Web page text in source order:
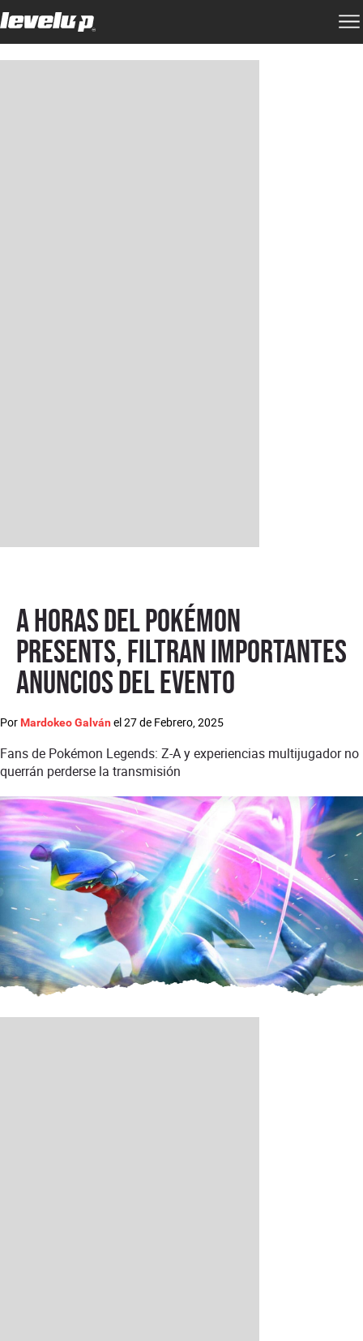
A horas del Pokémon
Presents, filtran importantes
anuncios del evento
Por Mardokeo Galván el27 de Febrero, 2025
Fans de Pokémon Legends: Z-A y experiencias multijugador no
querrán perderse la transmisión